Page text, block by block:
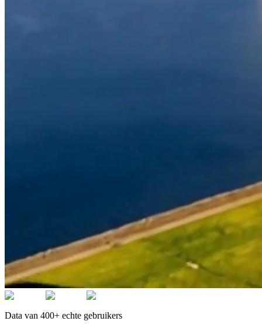
Data van 400+ echte gebruikers